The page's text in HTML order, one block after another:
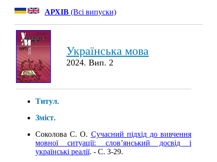
АРХІВ (Всі випуски)
Українська мова
2024. Вип. 2
Титул.
Зміст.
Соколова С. О. Сучасний підхід до вивчення
мовної ситуації: слов’янський досвід і
українські реалії. - C. 3-29.